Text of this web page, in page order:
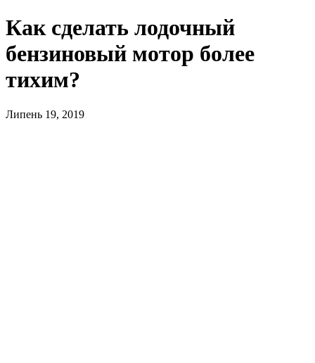
Как сделать лодочный
бензиновый мотор более
тихим?
Липень 19, 2019